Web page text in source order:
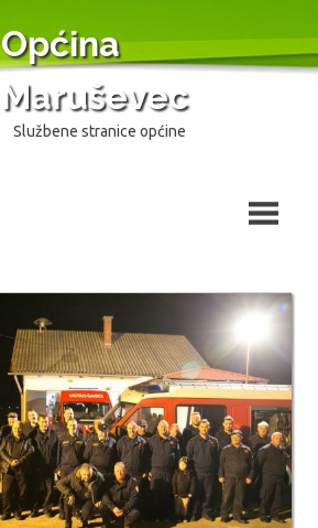
Općina
Maruševec
Službene stranice općine